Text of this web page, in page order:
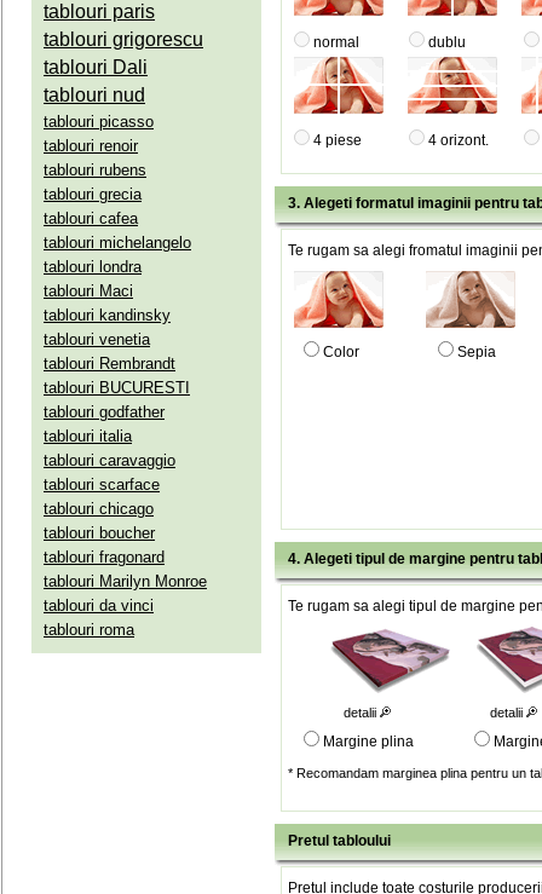
tablouri paris
tablouri grigorescu
tablouri Dali
tablouri nud
tablouri picasso
tablouri renoir
tablouri rubens
tablouri grecia
tablouri cafea
tablouri michelangelo
tablouri londra
tablouri Maci
tablouri kandinsky
tablouri venetia
tablouri Rembrandt
tablouri BUCURESTI
tablouri godfather
tablouri italia
tablouri caravaggio
tablouri scarface
tablouri chicago
tablouri boucher
tablouri fragonard
tablouri Marilyn Monroe
tablouri da vinci
tablouri roma
normal dublu
4 piese 4 orizont.
3. Alegeti formatul imaginii pentru
Te rugam sa alegi fromatul imaginii
Color Sepia
4. Alegeti tipul de margine pentru
Te rugam sa alegi tipul de margine
detalii detalii
Margine plina
* Recomandam marginea plina pentru un
Pretul tabloului
Pretul include toate costurile